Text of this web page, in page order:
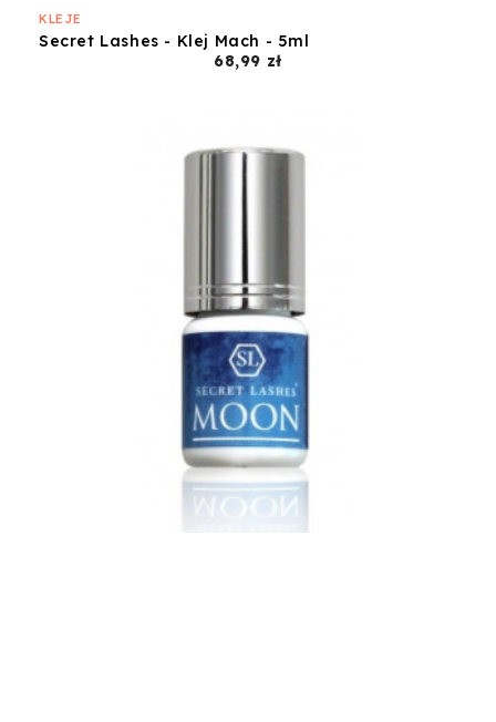
KLEJE
Secret Lashes - Klej Mach - 5ml
68,99 złCena